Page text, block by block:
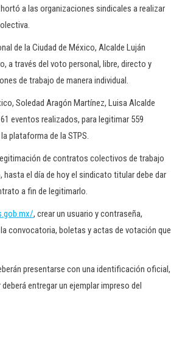
a las organizaciones sindicales a realizar
de la Ciudad de México, Alcalde Luján
a través del voto personal, libre, directo y
de trabajo de manera individual.
Soledad Aragón Martínez, Luisa Alcalde
eventos realizados, para legitimar 559
plataforma de la STPS.
de contratos colectivos de trabajo
el día de hoy el sindicato titular debe dar
a fin de legitimarlo.
, crear un usuario y contraseña,
convocatoria, boletas y actas de votación que
presentarse con una identificación oficial,
entregar un ejemplar impreso del